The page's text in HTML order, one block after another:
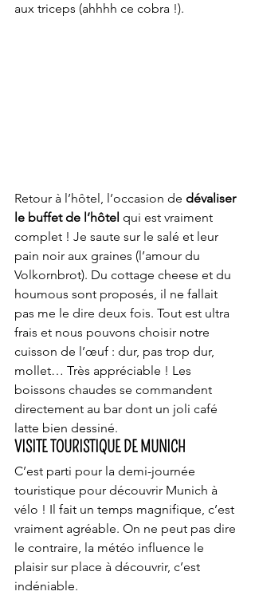
aux triceps (ahhhh ce cobra !).
Retour à l’hôtel, l’occasion de dévaliser
le buffet de l’hôtel qui est vraiment
complet ! Je saute sur le salé et leur
pain noir aux graines (l’amour du
Volkornbrot). Du cottage cheese et du
houmous sont proposés, il ne fallait
pas me le dire deux fois. Tout est ultra
frais et nous pouvons choisir notre
cuisson de l’œuf : dur, pas trop dur,
mollet… Très appréciable ! Les
boissons chaudes se commandent
directement au bar dont un joli café
latte bien dessiné.
VISITE TOURISTIQUE DE MUNICH
C’est parti pour la demi-journée
touristique pour découvrir Munich à
vélo ! Il fait un temps magnifique, c’est
vraiment agréable. On ne peut pas dire
le contraire, la météo influence le
plaisir sur place à découvrir, c’est
indéniable.